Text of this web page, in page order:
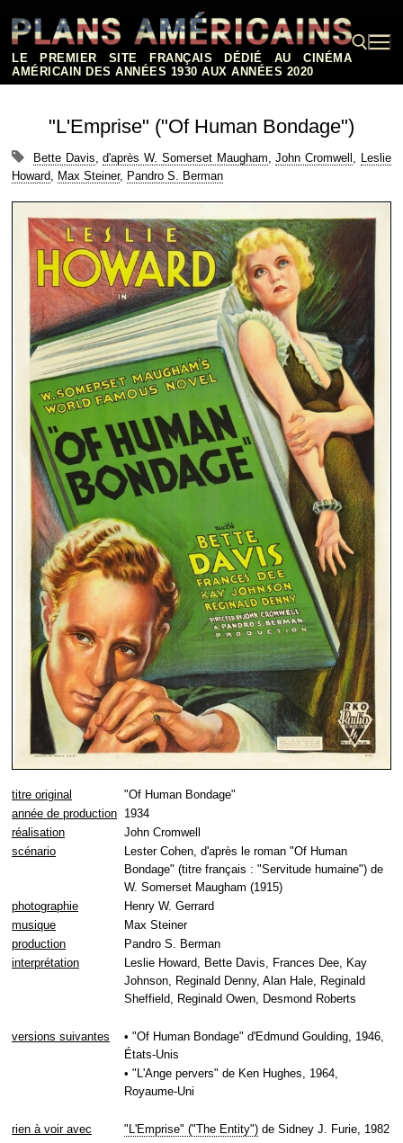
contenu
LE PREMIER SITE FRANÇAIS DÉDIÉ AU CINÉMA
AMÉRICAIN DES ANNÉES 1930 AUX ANNÉES 2020
"L'Emprise" ("Of Human Bondage")
Bette Davis,d'après W. Somerset Maugham,John Cromwell , Leslie
Howard, Max Steiner, Pandro S. Berman
titre original
"Of Human Bondage"
année de production 1934
réalisation
John Cromwell
scénario
Lester Cohen, d'après le roman "Of Human
Bondage" (titre français : "Servitude humaine") de
W. Somerset Maugham (1915)
photographie
Henry W. Gerrard
musique
Max Steiner
production
Pandro S. Berman
interprétation
Leslie Howard, Bette Davis, Frances Dee, Kay
Johnson, Reginald Denny, Alan Hale, Reginald
Sheffield, Reginald Owen, Desmond Roberts
versions suivantes
• "Of Human Bondage" d'Edmund Goulding, 1946,
États-Unis
• "L'Ange pervers" de Ken Hughes, 1964,
Royaume-Uni
rien à voir avec "L'Emprise" ("The Entity") de Sidney J. Furie, 1982